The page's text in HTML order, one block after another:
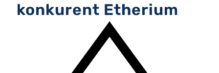
konkurent Etherium